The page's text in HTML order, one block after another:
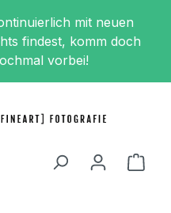
mit neuen
findest, komm doch
vorbei!